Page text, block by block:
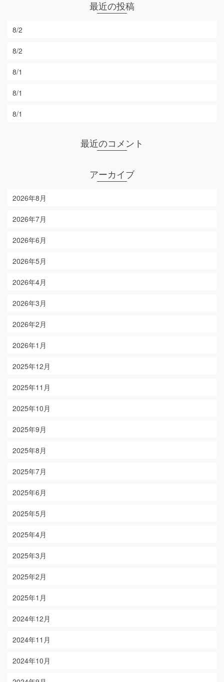
最近の投稿
8/2
8/2
8/1
8/1
8/1
最近のコメント
アーカイブ
2026年8月
2026年7月
2026年6月
2026年5月
2026年4月
2026年3月
2026年2月
2026年1月
2025年12月
2025年11月
2025年10月
2025年9月
2025年8月
2025年7月
2025年6月
2025年5月
2025年4月
2025年3月
2025年2月
2025年1月
2024年12月
2024年11月
2024年10月